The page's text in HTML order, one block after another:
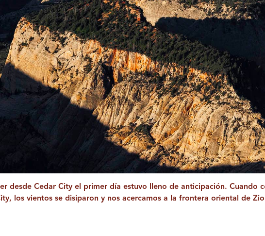
desde Cedar City el primer día estuvo lleno de anticipación. Cuando
los vientos se disiparon y nos acercamos a la frontera oriental de